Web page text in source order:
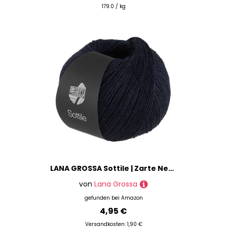
179.0 / kg
LANA GROSSA Sottile | Zarte Netzgarnstruktur aus Baumwolle, gefüllt mit feinen Merinofasern | Handstrickgarn aus 85% Baumwolle & 15% Schurwolle (Merino) | 50g Stricken & Häkeln | 250m Garn FB10
von Lana Grossa
gefunden bei Amazon
4,95 €
Versandkosten: 1,90 €